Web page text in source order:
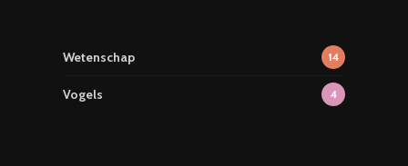
Wetenschap 14
Vogels 4